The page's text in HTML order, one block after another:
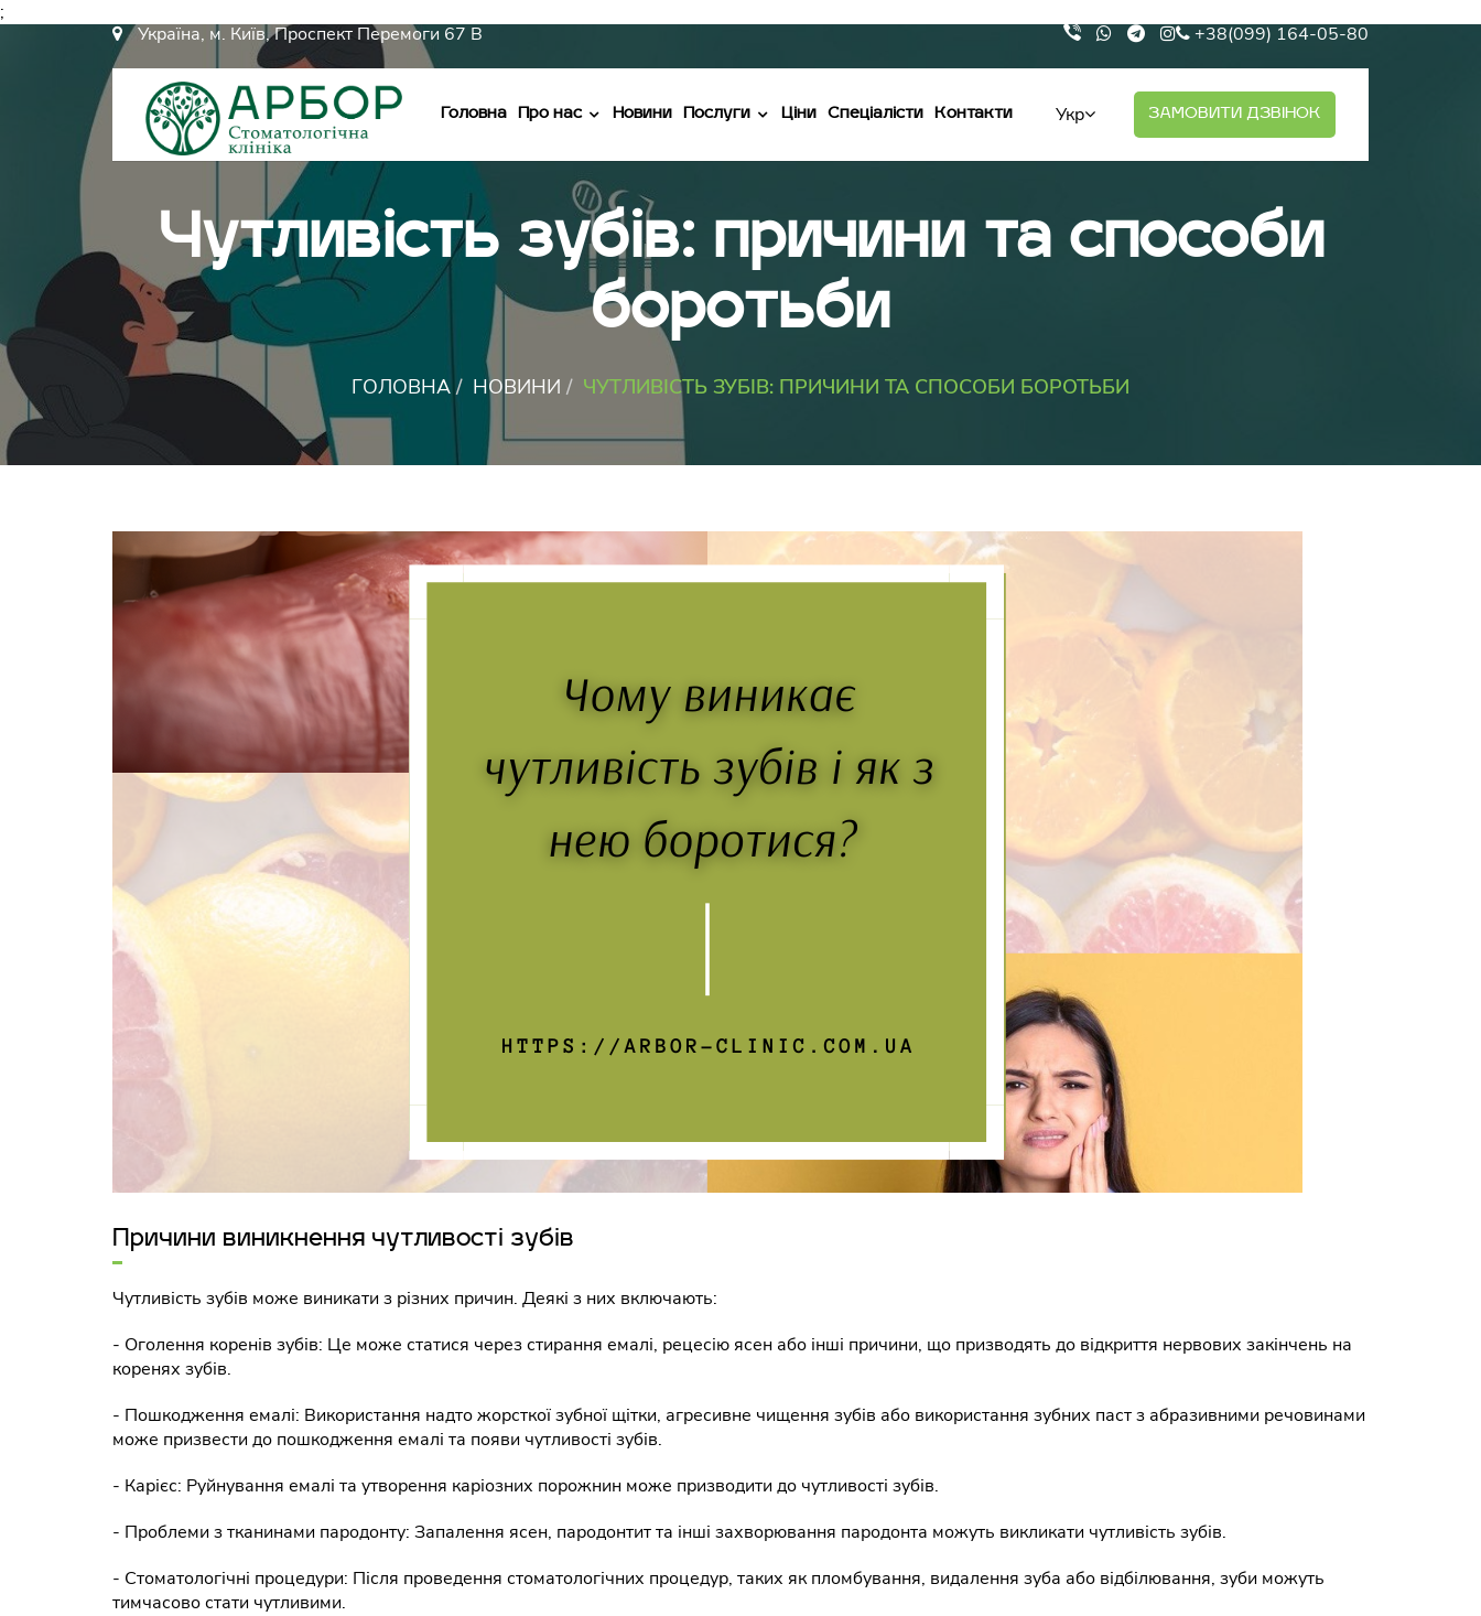
;
Україна, м. Київ, Проспект Перемоги 67 В
+38(099) 164-05-80
Головна Про нас Новини Послуги Ціни Спеціалісти Контакти Укр ЗАМОВИТИ ДЗВІНОК
Чутливість зубів: причини та способи
боротьби
ГОЛОВНА НОВИНИ ЧУТЛИВІСТЬ ЗУБІВ: ПРИЧИНИ ТА СПОСОБИ БОРОТЬБИ
Причини виникнення чутливості зубів
Чутливість зубів може виникати з різних причин. Деякі з них включають:
- Оголення коренів зубів: Це може статися через стирання емалі, рецесію ясен або інші причини, що призводять до відкриття нервових закінчень на
коренях зубів.
- Пошкодження емалі: Використання надто жорсткої зубної щітки, агресивне чищення зубів або використання зубних паст з абразивними речовинами
може призвести до пошкодження емалі та появи чутливості зубів.
- Карієс: Руйнування емалі та утворення каріозних порожнин може призводити до чутливості зубів.
- Проблеми з тканинами пародонту: Запалення ясен, пародонтит та інші захворювання пародонта можуть викликати чутливість зубів.
- Стоматологічні процедури: Після проведення стоматологічних процедур, таких як пломбування, видалення зуба або відбілювання, зуби можуть
тимчасово стати чутливими.